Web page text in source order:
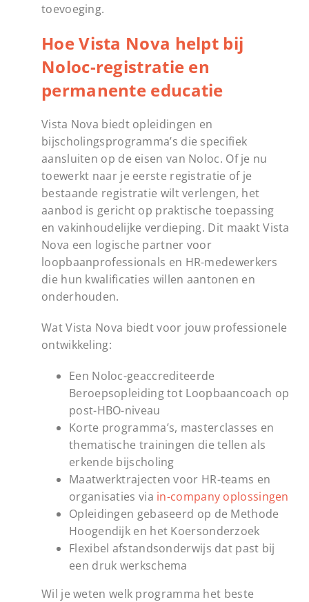
toevoeging.
Hoe Vista Nova helpt bij
Noloc-registratie en
permanente educatie
Vista Nova biedt opleidingen en
bijscholingsprogramma’s die specifiek
aansluiten op de eisen van Noloc. Of je nu
toewerkt naar je eerste registratie of je
bestaande registratie wilt verlengen, het
aanbod is gericht op praktische toepassing
en vakinhoudelijke verdieping. Dit maakt Vista
Nova een logische partner voor
loopbaanprofessionals en HR-medewerkers
die hun kwalificaties willen aantonen en
onderhouden.
Wat Vista Nova biedt voor jouw professionele
ontwikkeling:
Een Noloc-geaccrediteerde
Beroepsopleiding tot Loopbaancoach op
post-HBO-niveau
Korte programma’s, masterclasses en
thematische trainingen die tellen als
erkende bijscholing
Maatwerktrajecten voor HR-teams en
organisaties via in-company oplossingen
Opleidingen gebaseerd op de Methode
Hoogendijk en het Koersonderzoek
Flexibel afstandsonderwijs dat past bij
een druk werkschema
Wil je weten welk programma het beste